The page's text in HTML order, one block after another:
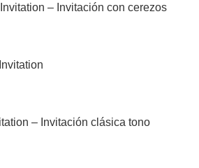
– Invitación con cerezos
– Invitación clásica tono